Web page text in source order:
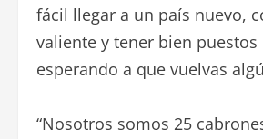
fácil llegar a un país nuevo,
valiente y tener bien
esperando a que vuelvas
“Nosotros somos 25